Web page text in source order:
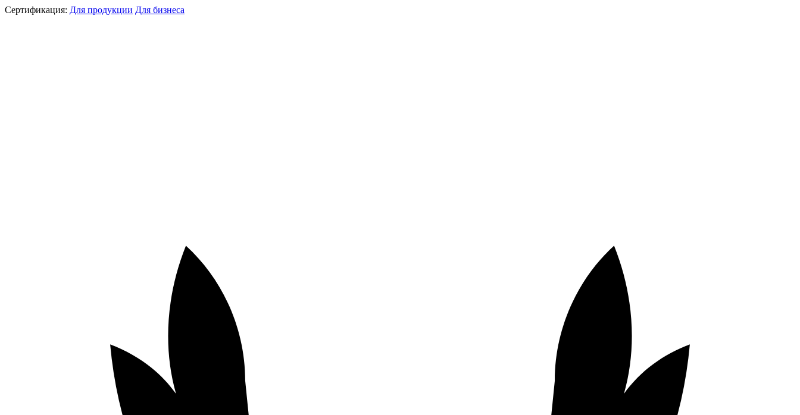
Сертификация: Для продукции Для бизнеса